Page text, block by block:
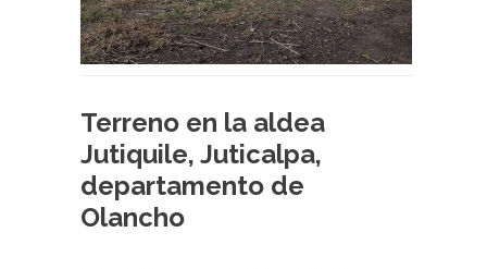
Terreno en la aldea
Jutiquile, Juticalpa,
departamento de
Olancho